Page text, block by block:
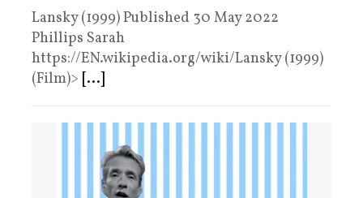
Lansky (1999) Published 30 May 2022
Phillips Sarah
https://EN.wikipedia.org/wiki/Lansky (1999)
(Film)> [...]